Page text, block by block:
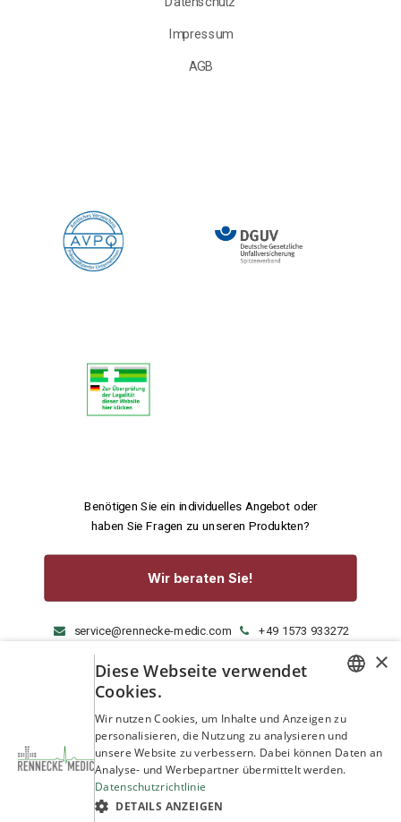
Impressum
AGB
Benötigen Sie ein individuelles Angebot oder
haben Sie Fragen zu unseren Produkten?
Wir beraten Sie!
service@rennecke-medic.com +49 1573 933272
ENGLISH
×
Diese Webseite verwendet
Cookies.
Wir nutzen Cookies, um Inhalte und Anzeigen zu
personalisieren, die Nutzung zu analysieren und
unsere Website zu verbessern. Dabei können Daten an
Analyse- und Werbepartner übermittelt werden.
Datenschutzrichtlinie
DETAILS ANZEIGEN